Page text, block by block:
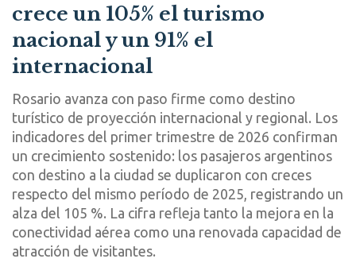
crece un 105% el turismo
nacional y un 91% el
internacional
Rosario avanza con paso firme como destino
turístico de proyección internacional y regional. Los
indicadores del primer trimestre de 2026 confirman
un crecimiento sostenido: los pasajeros argentinos
con destino a la ciudad se duplicaron con creces
respecto del mismo período de 2025, registrando un
alza del 105 %. La cifra refleja tanto la mejora en la
conectividad aérea como una renovada capacidad de
atracción de visitantes.